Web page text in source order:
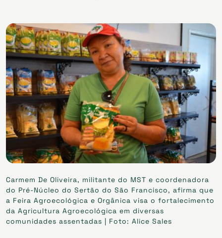
Carmem De Oliveira, militante do MST e coordenadora
do Pré-Núcleo do Sertão do São Francisco, afirma que
a Feira Agroecológica e Orgânica visa o fortalecimento
da Agricultura Agroecológica em diversas
comunidades assentadas | Foto: Alice Sales